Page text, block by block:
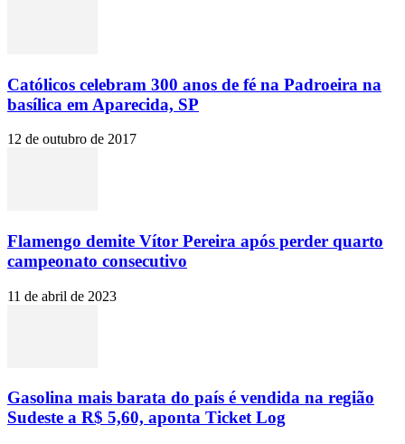
Católicos celebram 300 anos de fé na Padroeira na
basílica em Aparecida, SP
12 de outubro de 2017
Flamengo demite Vítor Pereira após perder quarto
campeonato consecutivo
11 de abril de 2023
Gasolina mais barata do país é vendida na região
Sudeste a R$ 5,60, aponta Ticket Log